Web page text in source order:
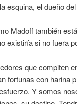
esquina, el dueño
Madoff también
existiría si no fuera
que compiten
fortunas con harina
Y somos